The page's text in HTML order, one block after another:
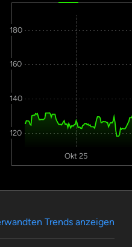
120
140
160
180
Okt 25
Trends anzeigen